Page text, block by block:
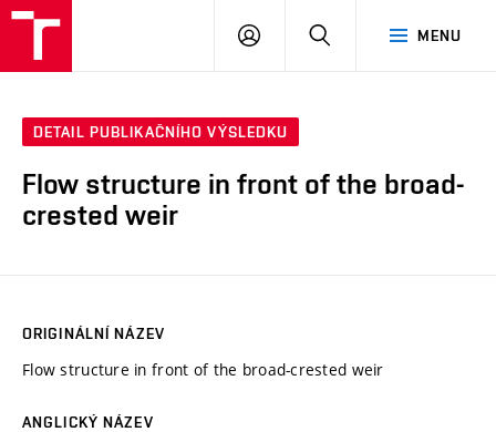
MENU
PŘIHLÁSIT
DETAIL PUBLIKAČNÍHO VÝSLEDKU
Flow structure in front of the broad-
crested weir
ORIGINÁLNÍ NÁZEV
Flow structure in front of the broad-crested weir
ANGLICKÝ NÁZEV